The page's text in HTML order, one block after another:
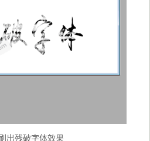
出残破字体效果